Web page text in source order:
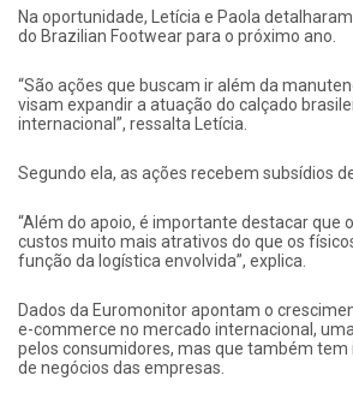
Na oportunidade, Letícia e Paola
do Brazilian Footwear para o próximo ano.
“São ações que buscam ir além da
visam expandir a atuação do calçado
internacional”, ressalta Letícia.
Segundo ela, as ações recebem subsídios
“Além do apoio, é importante destacar que
custos muito mais atrativos do que os
função da logística envolvida”, explica.
Dados da Euromonitor apontam o
e-commerce no mercado internacional,
pelos consumidores, mas que também
de negócios das empresas.